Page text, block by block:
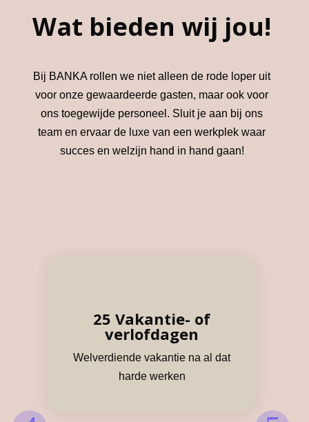
Wat bieden wij jou!
Bij BANKA rollen we niet alleen de rode loper uit
voor onze gewaardeerde gasten, maar ook voor
ons toegewijde personeel. Sluit je aan bij ons
team en ervaar de luxe van een werkplek waar
succes en welzijn hand in hand gaan!
25 Vakantie- of
verlofdagen
Welverdiende vakantie na al dat
harde werken